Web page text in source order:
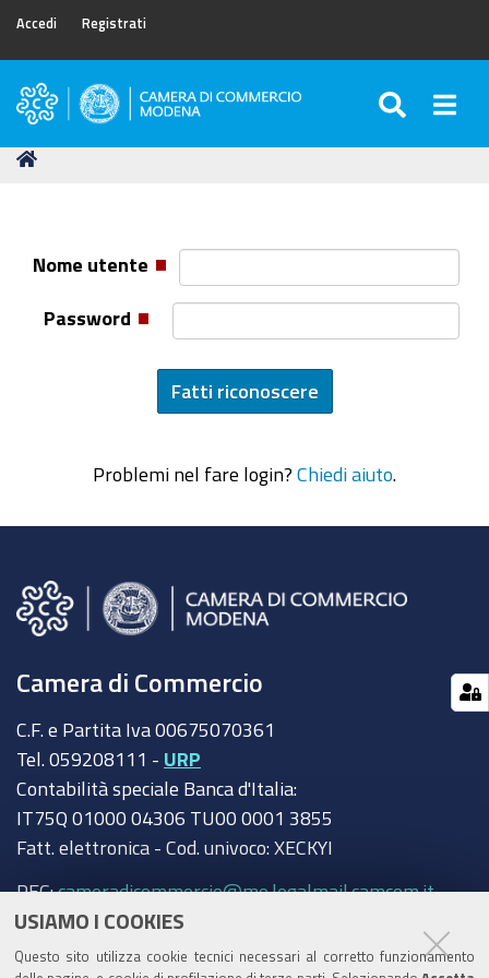
USIAMO I COOKIES
Questo sito utilizza cookie tecnici necessari al corretto funzionamento
Accedi Registrati
Camera
Commercio
Tu
Nome utente
Password
Problemi nel fare login? Chiedi aiuto
Camera di Commercio
C.F. e Partita Iva 00675070361
Tel. 059208111 - URP
Contabilità speciale Banca d'Italia:
IT75Q 01000 04306 TU00 0001 3855
Fatt. elettronica - Cod. univoco: XECKYI
PEC:cameradicommercio@mo.legalmail.camcom.it
Trasparenza